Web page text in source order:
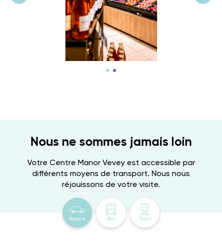
Nous ne sommes jamais loin
Votre Centre Manor Vevey est accessible par
différents moyens de transport. Nous nous
réjouissons de votre visite.
Voiture Bus Train